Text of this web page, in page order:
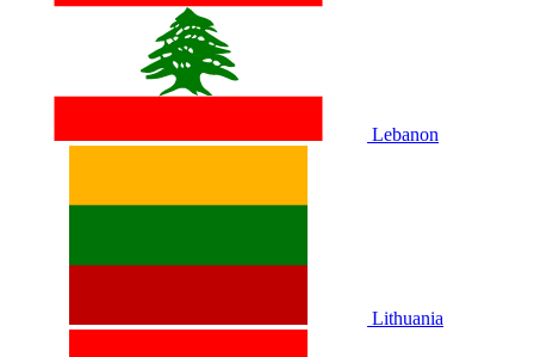
Lebanon
Lithuania